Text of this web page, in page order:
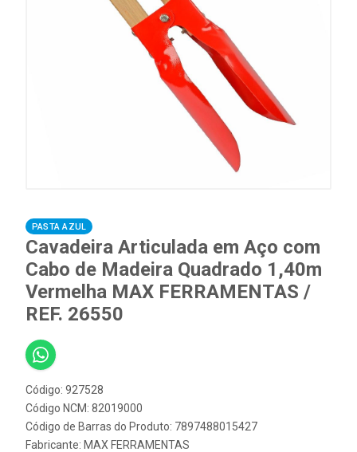
PASTA AZUL
Cavadeira Articulada em Aço com
Cabo de Madeira Quadrado 1,40m
Vermelha MAX FERRAMENTAS /
REF. 26550
Código: 927528
Código NCM: 82019000
Código de Barras do Produto: 7897488015427
Fabricante: MAX FERRAMENTAS